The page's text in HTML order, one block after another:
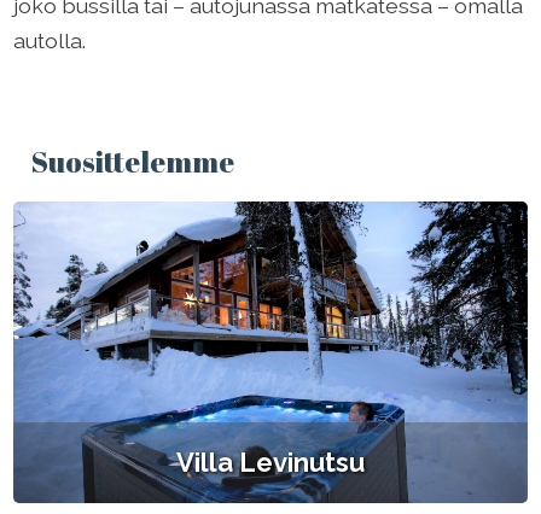
joko bussilla tai – autojunassa matkatessa – omalla
autolla.
Suosittelemme
Villa Levinutsu